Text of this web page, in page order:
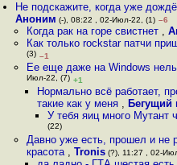
Не подскажите, когда уже
Аноним (-), 08:22 , 02-Июл-22, (1) –6
Когда рак на горе свистнет ,
Как только rockstar патчи
(3) –1
Ее еще даже на Windows
Июл-22, (7) +1
Нормально всё работает,
такие как у меня , Бегущий
У тебя яиц много Мутант
(22)
Давно уже есть, прошел и не
красота , Tronis(?), 11:27 , 02-